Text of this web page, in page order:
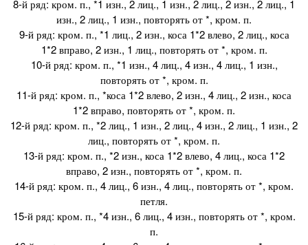
8-й ряд: кром. п., *1 изн., 2 лиц., 1 изн., 2 лиц., 2 изн., 2 лиц., 1
изн., 2 лиц., 1 изн., повторять от *, кром. п.
9-й ряд: кром. п., *1 лиц., 2 изн., коса 1*2 влево, 2 лиц., коса
1*2 вправо, 2 изн., 1 лиц., повторять от *, кром. п.
10-й ряд: кром. п., *1 изн., 4 лиц., 4 изн., 4 лиц., 1 изн.,
повторять от *, кром. п.
11-й ряд: кром. п., *коса 1*2 влево, 2 изн., 4 лиц., 2 изн., коса
1*2 вправо, повторять от *, кром. п.
12-й ряд: кром. п., *2 лиц., 1 изн., 2 лиц., 4 изн., 2 лиц., 1 изн., 2
лиц., повторять от *, кром. п.
13-й ряд: кром. п., *2 изн., коса 1*2 влево, 4 лиц., коса 1*2
вправо, 2 изн., повторять от *, кром. п.
14-й ряд: кром. п., 4 лиц., 6 изн., 4 лиц., повторять от *, кром.
петля.
15-й ряд: кром. п., *4 изн., 6 лиц., 4 изн., повторять от *, кром.
п.